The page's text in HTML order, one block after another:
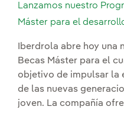
Lanzamos nuestro
Máster para el
Iberdrola abre hoy una
Becas Máster para el
objetivo de impulsar la
de las nuevas
joven. La compañía